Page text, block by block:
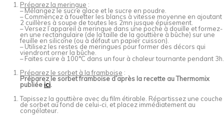
Préparez la meringue :
– Mélangez le sucre glace et le sucre en poudre.
– Commencez à fouetter les blancs à vitesse moyenne en ajoutant
2 cuillères à soupe de toutes les 2mn jusque épuisement.
– Versez l’appareil à meringue dans une poche à douille et formez-
en une rectangulaire (de la taille de la gouttière à bûche) sur une
feuille en silicone (ou à défaut un papier cuisson).
– Utilisez les restes de meringues pour former des décors qui
viendront orner la bûche.
– Faites cuire à 100°C dans un four à chaleur tournante pendant 3h.
Préparez le sorbet à la framboise :
Préparez le sorbet framboise d’après la recette au Thermomix
publiéeici.
Tapissez la gouttière avec du film étirable. Répartissez une couche
de sorbet au fond de celui-ci, et placez immédiatement au
congélateur.